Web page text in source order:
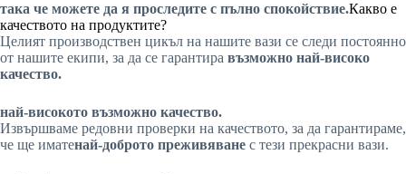
така че можете да я проследите с пълно спокойствие.Какво е
качеството на продуктите?
Целият производствен цикъл на нашите вази се следи постоянно
от нашите екипи, за да се гарантира възможно най-високо
качество.
най-високото възможно качество.
Извършваме редовни проверки на качеството, за да гарантираме,
че ще иматенай-доброто преживяване с тези прекрасни вази.